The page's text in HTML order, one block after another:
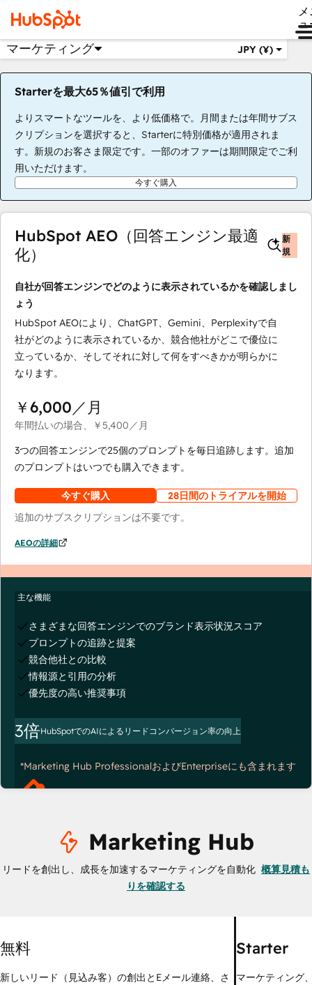
ュ
マーケティング JPY (¥)
Starterを最大65％値引で利用
よりスマートなツールを、より低価格で。月間または年間サブス
クリプションを選択すると、Starterに特別価格が適用されま
す。新規のお客さま限定です。一部のオファーは期間限定でご利
用いただけます。
今すぐ購入
HubSpot AEO（回答エンジン最適
化）
新
規
自社が回答エンジンでどのように表示されているかを確認しまし
ょう
HubSpot AEOにより、ChatGPT、Gemini、Perplexityで自
社がどのように表示されているか、競合他社がどこで優位に
立っているか、そしてそれに対して何をすべきかが明らかに
なります。
￥6,000／月
年間払いの場合、 ￥5,400／月
3つの回答エンジンで25個のプロンプトを毎日追跡します。追加
のプロンプトはいつでも購入できます。
今すぐ購入
28日間のトライアルを開始
追加のサブスクリプションは不要です。
AEOの詳細
主な機能
さまざまな回答エンジンでのブランド表示状況スコア
プロンプトの追跡と提案
競合他社との比較
情報源と引用の分析
優先度の高い推奨事項
3倍HubSpotでのAIによるリードコンバージョン率の向上
*Marketing Hub ProfessionalおよびEnterpriseにも含まれます
Marketing Hub
リードを創出し、成長を加速するマーケティングを自動化 概算見積も
りを確認する
無料
新しいリード（見込み客）の創出とEメール連絡、さ
Starter
マーケティング